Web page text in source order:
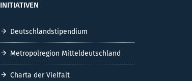
INITIATIVEN
Deutschlandstipendium
Metropolregion Mitteldeutschland
Charta der Vielfalt